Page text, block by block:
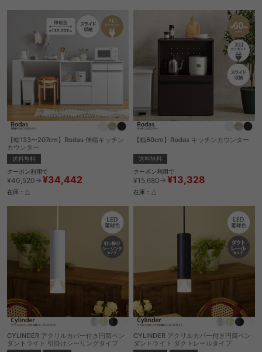
【幅133〜207cm】Rodas 伸縮キッチン
カウンター
送料無料
クーポン利用で
¥40,520→ ¥34,442
在庫：△
【幅60cm】Rodas キッチンカウンター
送料無料
クーポン利用で
¥15,680→ ¥13,328
在庫：△
CYLINDER アクリルカバー付き円筒ペン
ダントライト 引掛けシーリングタイプ
CYLINDER アクリルカバー付き円筒ペン
ダントライト ダクトレールタイプ